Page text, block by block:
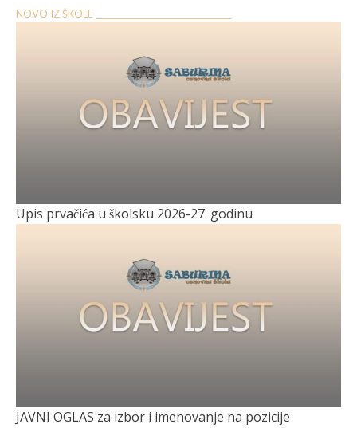
NOVO IZ ŠKOLE __________________________________
Upis prvačića u školsku 2026-27. godinu
JAVNI OGLAS za izbor i imenovanje na pozicije